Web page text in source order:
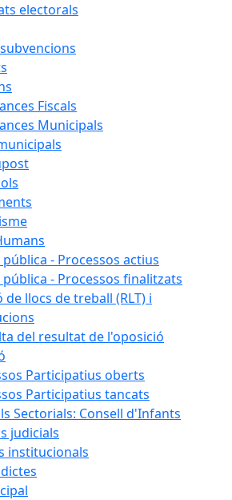
electorals
Fiscals
Municipals
- Processos actius
- Processos finalitzats
de llocs de treball (RLT) i
del resultat de l'oposició
Participatius oberts
Participatius tancats
Sectorials: Consell d'Infants
judicials
institucionals